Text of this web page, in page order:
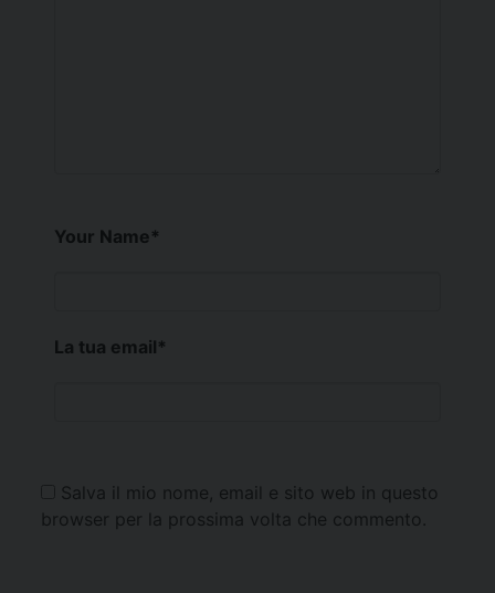
Your Name*
La tua email*
Salva il mio nome, email e sito web in questo
browser per la prossima volta che commento.